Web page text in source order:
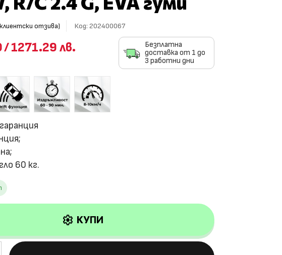
клиентски отзива) Код: 202400067
/1271.29 лв.
Безплатна
доставка от 1 до
3 работни дни
60 кг.
settings КУПИ